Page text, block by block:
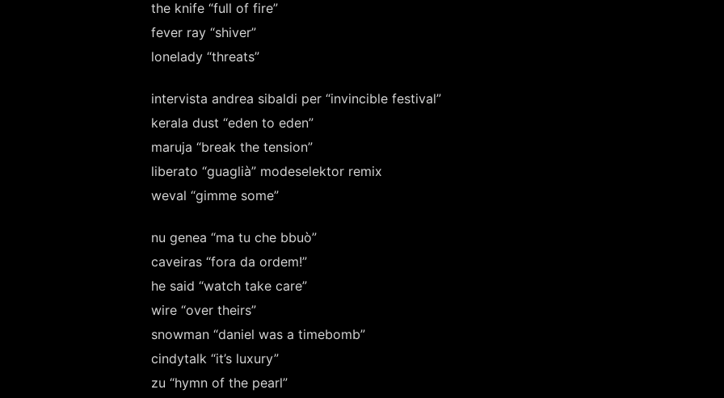
the knife “full of fire”
fever ray “shiver”
lonelady “threats”
intervista andrea sibaldi per “invincible festival”
kerala dust “eden to eden”
maruja “break the tension”
liberato “guaglià” modeselektor remix
weval “gimme some”
nu genea “ma tu che bbuò”
caveiras “fora da ordem!”
he said “watch take care”
wire “over theirs”
snowman “daniel was a timebomb”
cindytalk “it’s luxury”
zu “hymn of the pearl”